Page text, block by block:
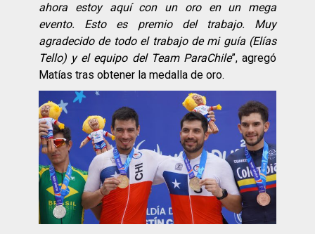
ahora estoy aquí con un oro en un mega
evento. Esto es premio del trabajo. Muy
agradecido de todo el trabajo de mi guía (Elías
Tello) y el equipo del Team ParaChile”, agregó
Matías tras obtener la medalla de oro.